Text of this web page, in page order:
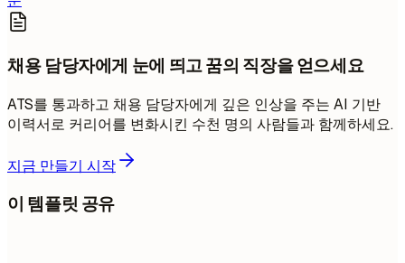
채용 담당자에게 눈에 띄고 꿈의 직장을 얻으세요
ATS를 통과하고 채용 담당자에게 깊은 인상을 주는 AI 기반
이력서로 커리어를 변화시킨 수천 명의 사람들과 함께하세요.
지금 만들기 시작
이 템플릿 공유